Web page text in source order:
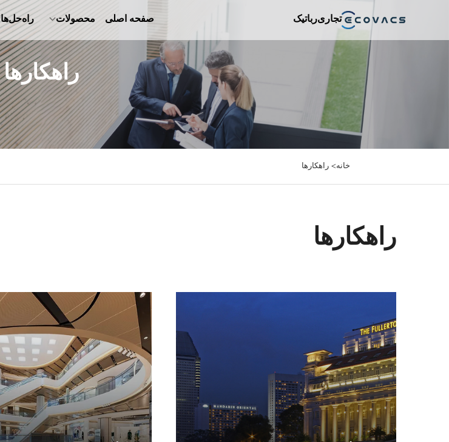
تجاریرباتیک صفحه اصلی محصولات راه‌حل‌ها
راهکارها
خانه> راهکارها
راهکارها